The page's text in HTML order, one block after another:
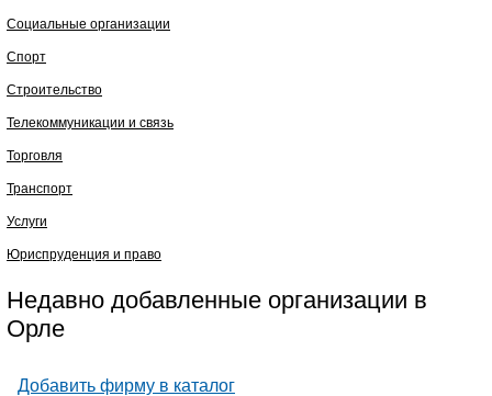
Социальные организации
Спорт
Строительство
Телекоммуникации и связь
Торговля
Транспорт
Услуги
Юриспруденция и право
Недавно добавленные организации в
Орле
Добавить фирму в каталог